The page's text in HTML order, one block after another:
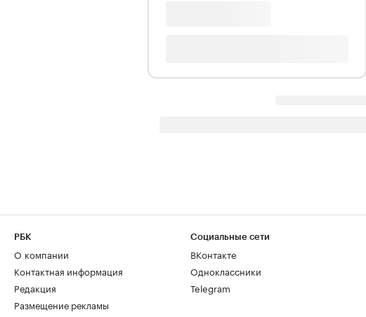
РБК
О компании
Контактная информация
Редакция
Размещение рекламы
Социальные сети
ВКонтакте
Одноклассники
Telegram